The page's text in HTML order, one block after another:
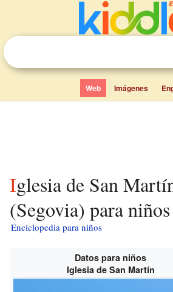
Web Imágenes
Iglesia de San Martín
(Segovia) para niños
Enciclopedia para niños
Datos para niños
Iglesia de San Martín